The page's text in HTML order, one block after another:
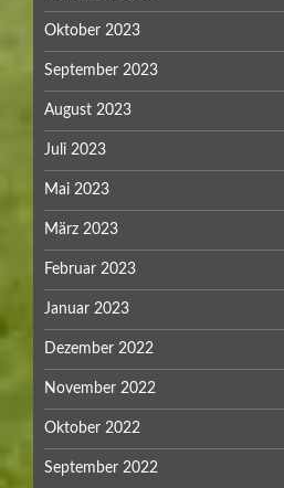
Oktober 2023
September 2023
August 2023
Juli 2023
Mai 2023
März 2023
Februar 2023
Januar 2023
Dezember 2022
November 2022
Oktober 2022
September 2022